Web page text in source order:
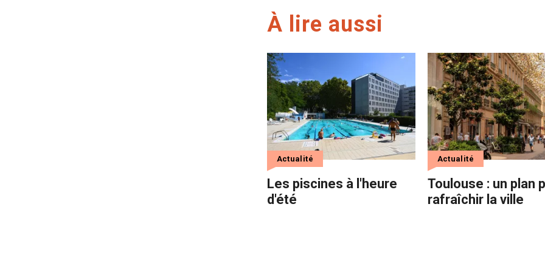
À lire aussi
Les piscines à l'heure
d'été
Actualité
Toulouse : un plan
rafraîchir la ville
Actualité